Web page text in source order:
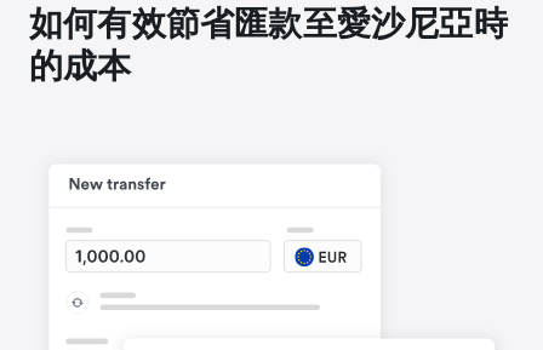
如何有效節省匯款至愛沙尼亞時
的成本